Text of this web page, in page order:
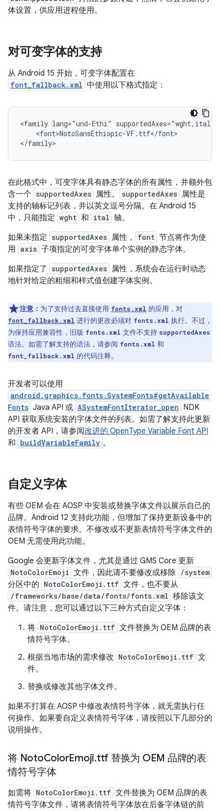
体设置，供应用进程使用。
对可变字体的支持
从 Android 15 开始，可变字体配置在
font_fallback.xml 中使用以下格式指定：
<family lang="und-Ethi" supportedAxes="wght,ital">
    <font>NotoSansEthiopic-VF.ttf</font>
在此格式中，可变字体具有静态字体的所有属性，并额外包
含一个 supportedAxes 属性。 supportedAxes 属性是
支持的轴标记列表，并以英文逗号分隔。在 Android 15
中，只能指定 wght 和 ital 轴。
如果未指定 supportedAxes 属性， font 节点将作为使
用 axis 子项指定的可变字体单个实例的静态字体。
如果指定了
supportedAxes 属性，系统会在运行时动态
地针对给定的粗细和样式值创建字体实例。
注意： 为了支持过去直接使用 fonts.xml 的应用，对
font_fallback.xml 进行的更改必须对 fonts.xml 执行。不过，
为保持应用兼容性，旧版 fonts.xml 文件不支持 supportedAxes
语法。如需了解支持的语法，请参阅 fonts.xml 和
font_fallback.xml 的代码注释。
开发者可以使用
android.graphics.fonts.SystemFonts#getAvailable
Fonts Java API 或 ASystemFontIterator_open NDK
API 获取系统安装的字体文件的列表。如需了解支持此更新
的开发者 API，请参阅改进的 OpenType Variable Font API
和 buildVariableFamily 。
自定义字体
有些 OEM 会在 AOSP 中安装或替换字体文件以展示自己的
品牌。Android 12 支持此功能，但增加了保持更新设备中的
表情符号字体的要求。不修改或不更新表情符号字体文件的
OEM 无需使用此功能。
Google 会更新字体文件，尤其是通过 GMS Core 更新
NotoColorEmoji 文件，因此请不要修改或移除 /system
分区中的 NotoColorEmoji.ttf 文件，也不要从
/frameworks/base/data/fonts/fonts.xml 移除该文
件。请注意，您可以通过以下三种方式自定义字体：
将 NotoColorEmoji.ttf 文件替换为 OEM 品牌的表
情符号字体。
根据当地市场的需求修改 NotoColorEmoji.ttf 文
件。
替换或修改其他字体文件。
如果不打算在 AOSP 中修改表情符号字体，就无需执行任
何操作。如果要自定义表情符号字体，请按照以下几部分的
说明操作。
将 NotoColorEmoji.ttf 替换为 OEM 品牌的表
情符号字体
如需将 NotoColorEmoji.ttf 文件替换为 OEM 品牌的表
情符号字体文件，请将表情符号字体放在后备字体链的前